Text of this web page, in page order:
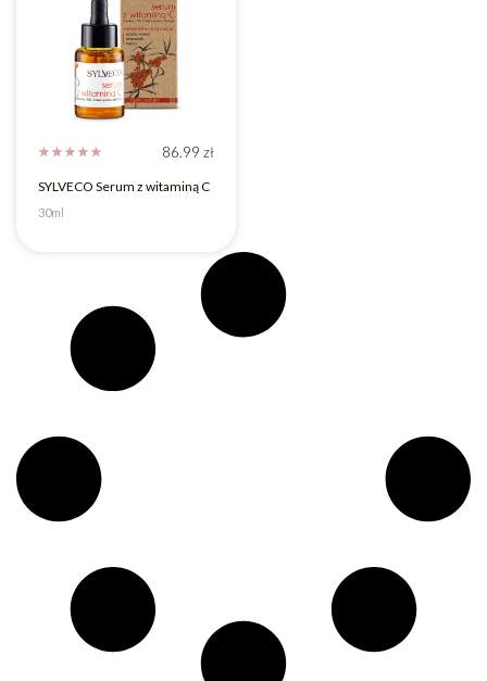
☆ ☆ ☆ ☆ ☆ 86.99 zł
SYLVECO Serum z witaminą C
30ml